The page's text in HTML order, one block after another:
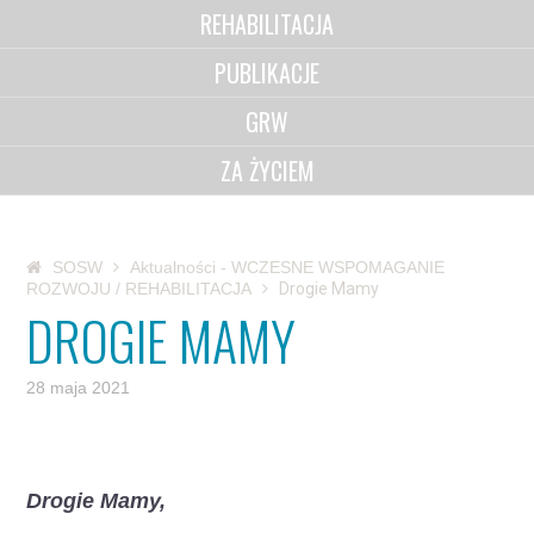
REHABILITACJA
PUBLIKACJE
GRW
ZA ŻYCIEM
SOSW
Aktualności - WCZESNE WSPOMAGANIE
ROZWOJU / REHABILITACJA
Drogie Mamy
DROGIE MAMY
28 maja 2021
Drogie Mamy,